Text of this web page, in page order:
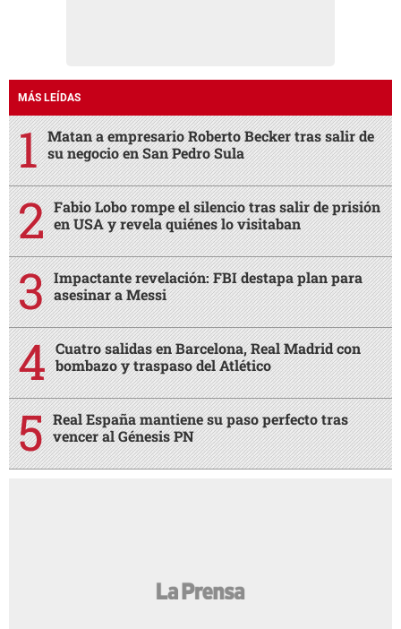
MÁS LEÍDAS
Matan a empresario Roberto Becker tras salir de
su negocio en San Pedro Sula
Fabio Lobo rompe el silencio tras salir de prisión
en USA y revela quiénes lo visitaban
Impactante revelación: FBI destapa plan para
asesinar a Messi
Cuatro salidas en Barcelona, Real Madrid con
bombazo y traspaso del Atlético
Real España mantiene su paso perfecto tras
vencer al Génesis PN